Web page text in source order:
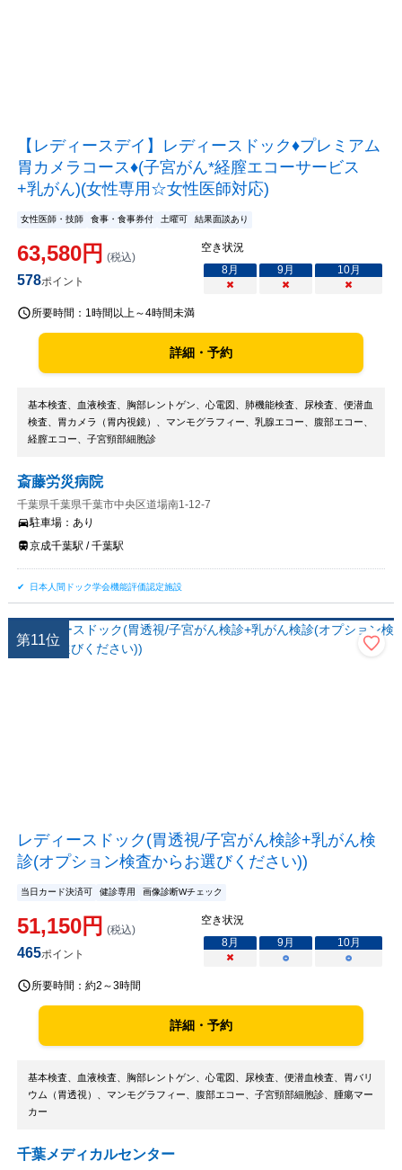
【レディースデイ】レディースドック♦プレミアム
胃カメラコース♦(子宮がん*経膣エコーサービス
+乳がん)(女性専用☆女性医師対応)
女性医師・技師 食事・食事券付 土曜可 結果面談あり
63,580円 (税込)
578ポイント
空き状況
8月 9月 10月
×
× ×
所要時間： 1時間以上～4時間未満
詳細・予約
基本検査、血液検査、胸部レントゲン、心電図、肺機能検査、尿検査、便潜血
検査、胃カメラ（胃内視鏡）、マンモグラフィー、乳腺エコー、腹部エコー、
経膣エコー、子宮頸部細胞診
斎藤労災病院
千葉県千葉県千葉市中央区道場南1-12-7
駐車場： あり
京成千葉駅 / 千葉駅
日本人間ドック学会機能評価認定施設
第11位
レディースドック(胃透視/子宮がん検診+乳がん検
診(オプション検査からお選びください))
当日カード決済可 健診専用 画像診断Wチェック
51,150円 (税込)
465ポイント
空き状況
8月 9月 10月
×
○ ○
所要時間： 約2～3時間
詳細・予約
基本検査、血液検査、胸部レントゲン、心電図、尿検査、便潜血検査、胃バリ
ウム（胃透視）、マンモグラフィー、腹部エコー、子宮頸部細胞診、腫瘍マー
カー
千葉メディカルセンター